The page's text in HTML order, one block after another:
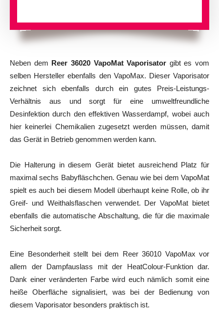
Neben dem Reer 36020 VapoMat Vaporisator gibt es vom
selben Hersteller ebenfalls den VapoMax. Dieser Vaporisator
zeichnet sich ebenfalls durch ein gutes Preis-Leistungs-
Verhältnis aus und sorgt für eine umweltfreundliche
Desinfektion durch den effektiven Wasserdampf, wobei auch
hier keinerlei Chemikalien zugesetzt werden müssen, damit
das Gerät in Betrieb genommen werden kann.
Die Halterung in diesem Gerät bietet ausreichend Platz für
maximal sechs Babyfläschchen. Genau wie bei dem VapoMat
spielt es auch bei diesem Modell überhaupt keine Rolle, ob ihr
Greif- und Weithalsflaschen verwendet. Der VapoMat bietet
ebenfalls die automatische Abschaltung, die für die maximale
Sicherheit sorgt.
Eine Besonderheit stellt bei dem Reer 36010 VapoMax vor
allem der Dampfauslass mit der HeatColour-Funktion dar.
Dank einer veränderten Farbe wird euch nämlich somit eine
heiße Oberfläche signalisiert, was bei der Bedienung von
diesem Vaporisator besonders praktisch ist.